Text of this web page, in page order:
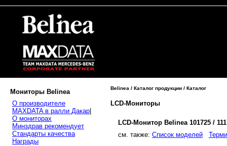
Мониторы Belinea
О производителе
MAXDATA в ралли Дакар
О мониторах
Минздрав рекомендует
Стандарты качества
Награды
Belinea / Каталог продукции / Каталог
LCD-Мониторы
LCD-Монитор Belinea 101725 /
cм. также: Список моделей